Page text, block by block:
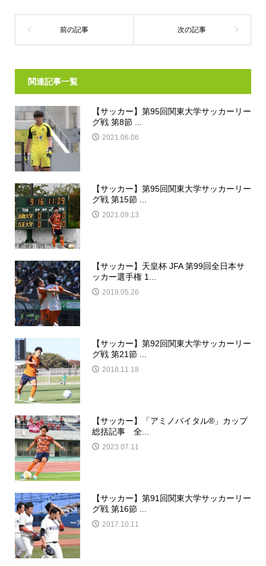
関連記事一覧
【サッカー】第95回関東大学サッカーリー
グ戦 第8節 ...
2021.06.06
【サッカー】第95回関東大学サッカーリー
グ戦 第15節 ...
2021.09.13
【サッカー】天皇杯 JFA 第99回全日本サ
ッカー選手権 1...
2019.05.26
【サッカー】第92回関東大学サッカーリー
グ戦 第21節 ...
2018.11.18
【サッカー】「アミノバイタル®」カップ
総括記事 全...
2023.07.11
【サッカー】第91回関東大学サッカーリー
グ戦 第16節 ...
2017.10.11